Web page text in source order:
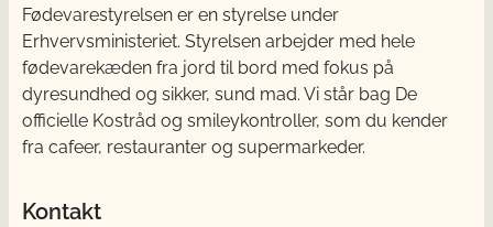
Fødevarestyrelsen er en styrelse under
Erhvervsministeriet. Styrelsen arbejder med hele
fødevarekæden fra jord til bord med fokus på
dyresundhed og sikker, sund mad. Vi står bag De
officielle Kostråd og smileykontroller, som du kender
fra cafeer, restauranter og supermarkeder.
Kontakt